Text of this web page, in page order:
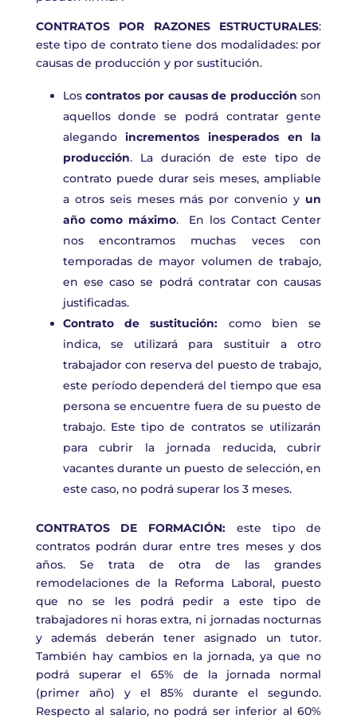
CONTRATOS POR RAZONES ESTRUCTURALES:
este tipo de contrato tiene dos modalidades: por
causas de producción y por sustitución.
Loscontratos por causas de producción son
aquellos donde se podrá contratar gente
alegandoincrementos inesperados en la
producción. La duración de este tipo de
contrato puede durar seis meses, ampliable
a otros seis meses más por convenio y un
año como máximo.
En los Contact Center
nos encontramos muchas veces con
temporadas de mayor volumen de trabajo,
en ese caso se podrá contratar con causas
justificadas.
Contrato de sustitución:como bien se
indica, se utilizará para sustituir a otro
trabajador con reserva del puesto de trabajo,
este período dependerá del tiempo que esa
persona se encuentre fuera de su puesto de
trabajo. Este tipo de contratos se utilizarán
para cubrir la jornada reducida, cubrir
vacantes durante un puesto de selección, en
este caso, no podrá superar los 3 meses.
CONTRATOS DE FORMACIÓN: este tipo de
contratos podrán durar entretres meses y dos
años.
Se trata de otra de las grandes
remodelacionesde la Reforma Laboral, puesto
que no se les podrá pedir a este tipo de
trabajadores ni horas extra, ni jornadas nocturnas
y además deberán tener asignado un tutor.
También hay cambios en la jornada,ya que no
podrá superar el 65% de la jornada normal
(primer año) y el 85% durante el segundo.
Respecto al salario, no podrá ser inferior al 60%